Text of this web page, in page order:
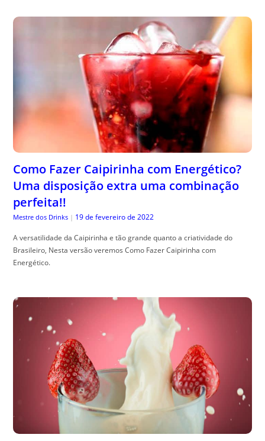
Como Fazer Caipirinha com Energético?
Uma disposição extra uma combinação
perfeita!!
Mestre dos Drinks | 19 de fevereiro de 2022
A versatilidade da Caipirinha e tão grande quanto a criatividade do
Brasileiro, Nesta versão veremos Como Fazer Caipirinha com
Energético.